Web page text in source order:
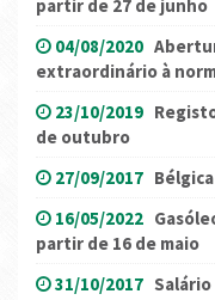
partir de 27 de junho
04/08/2020
extraordinário à
23/10/2019
de outubro
27/09/2017
16/05/2022
partir de 16 de maio
31/10/2017